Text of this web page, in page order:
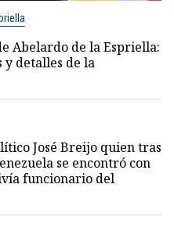
Abelardo de la Espriella:
detalles de la
José Breijo quien tras
se encontró con
funcionario del